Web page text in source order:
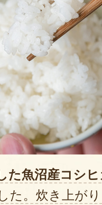
た魚沼産コシ
た。炊き上が